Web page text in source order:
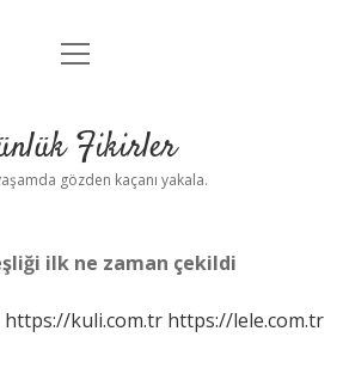
Anasayfa
Yasal Uyarı
menüyü
Fikirler
gözden kaçanı yakala.
ilk ne zaman çekildi
https://kuli.com.tr https://lele.com.tr